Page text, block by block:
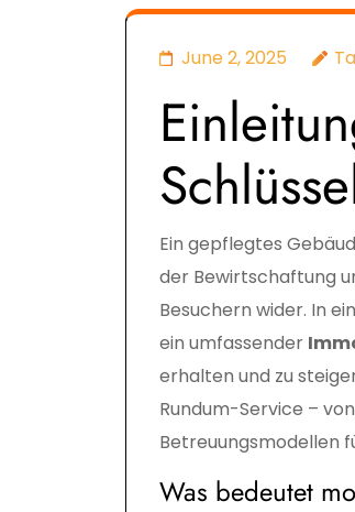
June 2, 2025
Ein gepflegtes
der Bewirtschaftung
Besuchern wider. In
ein umfassender
erhalten und zu
Rundum-Service –
Betreuungsmodellen
Was bedeutet